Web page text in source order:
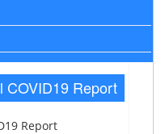
COVID19 Report
Report